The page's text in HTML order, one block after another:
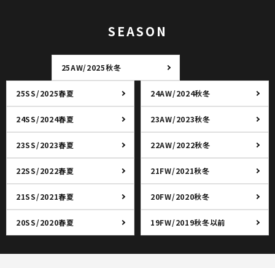
SEASON
25AW/2025秋冬
25SS/2025春夏 24AW/2024秋冬
24SS/2024春夏 23AW/2023秋冬
23SS/2023春夏 22AW/2022秋冬
22SS/2022春夏 21FW/2021秋冬
21SS/2021春夏 20FW/2020秋冬
20SS/2020春夏 19FW/2019秋冬以前